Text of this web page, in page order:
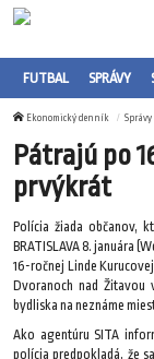
FUTBAL SPRÁVY
Ekonomický denník Správy
Pátrajú po
prvýkrát
Polícia žiada občanov,
BRATISLAVA 8. januára
16-ročnej Linde
Dvoranoch nad Žitavou
bydliska na neznáme
Ako agentúru SITA
polícia predpokladá, že